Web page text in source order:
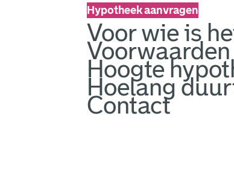
Hypotheek aanvragen
Voor wie is
Voorwaarden
Hoogte
Hoelang
Contact